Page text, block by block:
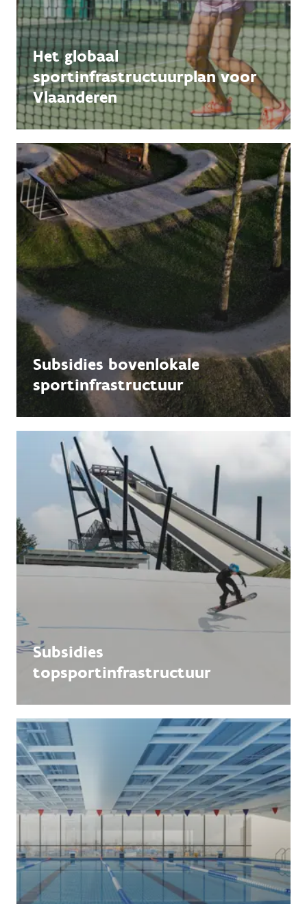
Het globaal
sportinfrastructuurplan voor
Vlaanderen
Subsidies bovenlokale
sportinfrastructuur
Subsidies
topsportinfrastructuur